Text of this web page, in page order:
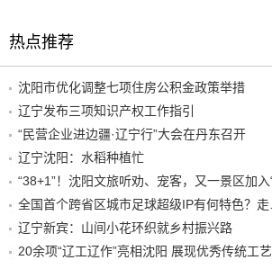
热点推荐
沈阳市优化调整七项住房公积金政策举措
辽宁发布三项知识产权工作指引
“民营企业进边疆·辽宁行”大会在丹东召开
辽宁沈阳：水稻种植忙
辽宁新宾：山间小花环织就乡村振兴路
20余项“辽工辽作”亮相沈阳 展现优秀传统工艺